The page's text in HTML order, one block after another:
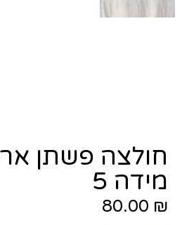
חולצה פשתן
מידה 5
80.00 ₪